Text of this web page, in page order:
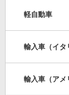
軽自動車
輸入車（イタ
輸入車（アメ